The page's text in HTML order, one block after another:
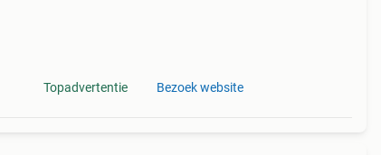
Topadvertentie Bezoek website